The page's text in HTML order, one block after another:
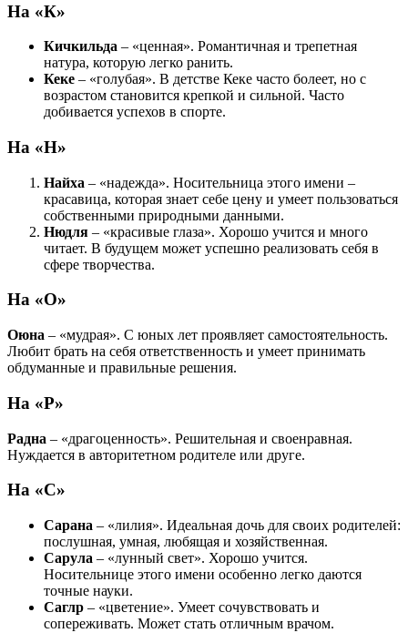
На «К»
Кичкильда – «ценная». Романтичная и трепетная
натура, которую легко ранить.
Кеке – «голубая». В детстве Кеке часто болеет, но с
возрастом становится крепкой и сильной. Часто
добивается успехов в спорте.
На «Н»
Найха – «надежда». Носительница этого имени –
красавица, которая знает себе цену и умеет пользоваться
собственными природными данными.
Нюдля – «красивые глаза». Хорошо учится и много
читает. В будущем может успешно реализовать себя в
сфере творчества.
На «О»
Оюна – «мудрая». С юных лет проявляет самостоятельность.
Любит брать на себя ответственность и умеет принимать
обдуманные и правильные решения.
На «Р»
Радна – «драгоценность». Решительная и своенравная.
Нуждается в авторитетном родителе или друге.
На «С»
Сарана – «лилия». Идеальная дочь для своих родителей:
послушная, умная, любящая и хозяйственная.
Сарула – «лунный свет». Хорошо учится.
Носительнице этого имени особенно легко даются
точные науки.
Саглр – «цветение». Умеет сочувствовать и
сопереживать. Может стать отличным врачом.